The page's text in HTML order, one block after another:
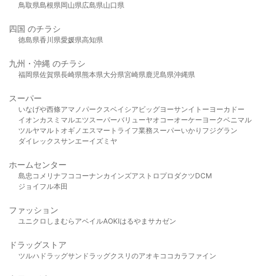
鳥取県島根県岡山県広島県山口県
四国 のチラシ
徳島県香川県愛媛県高知県
九州・沖縄 のチラシ
福岡県佐賀県長崎県熊本県大分県宮崎県鹿児島県沖縄県
スーパー
いなげや西條アマノパークスベイシア ビッグヨーサンイトーヨーカドー
イオンカスミ マルエツスーパーバリューヤオコーオーケー ヨークベニマル
ツルヤマルト オギノ エスマート ライフ業務スーパーいかり フジグラン
ダイレックスサンエーイズミヤ
ホームセンター
島忠 コメリ ナフコ コーナンカインズアストロプロダクツDCM
ジョイフル本田
ファッション
ユニクロ しまむら アベイルAOKIはるやま サカゼン
ドラッグストア
ツルハドラッグサンドラッグクスリのアオキ ココカラファイン